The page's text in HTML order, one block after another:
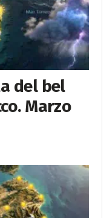
del bel
Marzo